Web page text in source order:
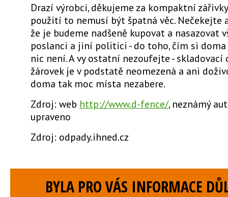
Drazí výrobci, děkujeme za kompaktní
použití to nemusí být špatná věc. Nečekejte
že je budeme nadšeně kupovat a nasazovat
poslanci a jiní politici - do toho, čím si
nic není. A vy ostatní nezoufejte - skladovací
žárovek je v podstatě neomezená a ani
doma tak moc místa nezabere.
Zdroj: web http://www.d-fence/, neznámý
upraveno
Zdroj: odpady.ihned.cz
BYLA PRO VÁS INFORMACE